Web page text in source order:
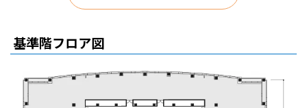
基準階フロア図